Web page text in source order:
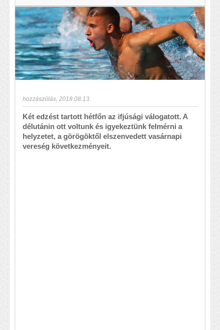
hozzászólás 2018.08.13.
Két edzést tartott hétfőn az ifjúsági válogatott. A
délutánin ott voltunk és igyekeztünk felmérni a
helyzetet, a görögöktől elszenvedett vasárnapi
vereség következményeit.